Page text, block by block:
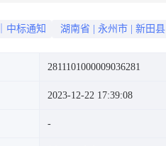
中标通知 湖南省 永州市 新田县
2811101000009036281
2023-12-22 17:39:08